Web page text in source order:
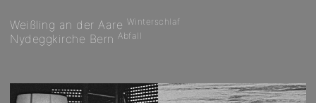
Weißling an der Aare Winterschlaf
Nydeggkirche Bern Abfall